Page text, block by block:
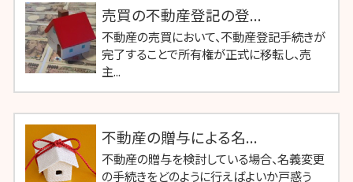
売買の不動産登記の登...
不動産の売買において、不動産登記手続きが
完了することで所有権が正式に移転し、売
主...
不動産の贈与による名...
不動産の贈与を検討している場合、名義変更
の手続きをどのように行えばよいか戸惑う